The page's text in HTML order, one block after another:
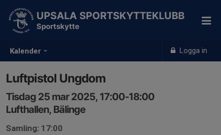
Kalender Logga in
UPSALA SPORTSKYTTEKLUBB
Sportskytte
Luftpistol Ungdom
Tisdag 25 mar 2025, 17:00-18:00
Lufthallen, Bälinge
Samling: 17:00